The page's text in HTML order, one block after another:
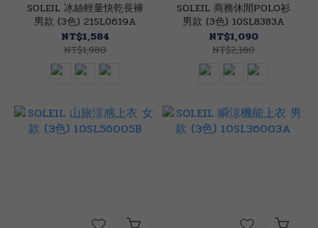
SOLEIL 冰絲輕量快乾長褲
男款 (3色) 21SL0619A
NT$1,584
NT$1,980
SOLEIL 商務休閒POLO衫
男款 (3色) 10SL8383A
NT$1,090
NT$2,180